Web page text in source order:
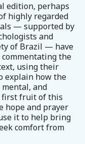
edition, perhaps
highly regarded
— supported by
and
of Brazil — have
the
using their
explain how the
and
first fruit of this
hope and prayer
it to help bring
comfort from